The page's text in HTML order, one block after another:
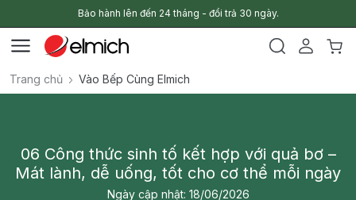
Bảo hành lên đến 24 tháng - đổi trả 30 ngày.
Trang chủ Vào Bếp Cùng Elmich
06 Công thức sinh tố kết hợp với quả bơ –
Mát lành, dễ uống, tốt cho cơ thể mỗi ngày
Ngày cập nhật: 18/06/2026